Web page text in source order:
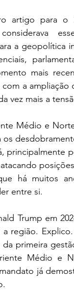
artigo para o
a geopolítica
mais
a
vez mais a
Médio e
os
principalmente
posições
há muitos
entre si.
Trump em
a região.
primeira
Médio e
já